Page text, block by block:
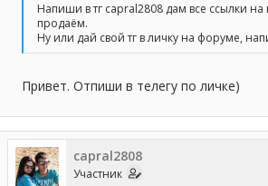
Напиши в тг capral2808 дам все ссылки на
продаём.
Ну или дай свой тг в личку на форуме,
Привет. Отпиши в телегу по личке)
capral2808
Участник